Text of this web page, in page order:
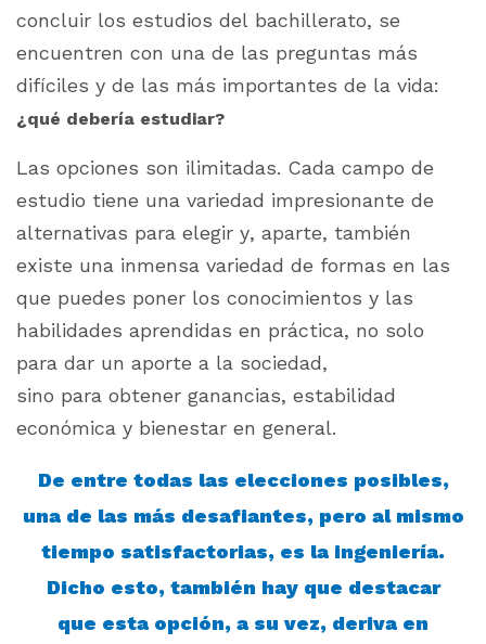
concluir los estudios del bachillerato, se
encuentren con una de las preguntas más
difíciles y de las más importantes de la vida:
¿qué debería estudiar?
Las opciones son ilimitadas. Cada campo de
estudio tiene una variedad impresionante de
alternativas para elegir y, aparte, también
existe una inmensa variedad de formas en las
que puedes poner los conocimientos y las
habilidades aprendidas en práctica, no solo
para dar un aporte a la sociedad,
sino para obtener ganancias, estabilidad
económica y bienestar en general.
De entre todas las elecciones posibles,
una de las más desafiantes, pero al mismo
tiempo satisfactorias, es la ingeniería.
Dicho esto, también hay que destacar
que esta opción, a su vez, deriva en